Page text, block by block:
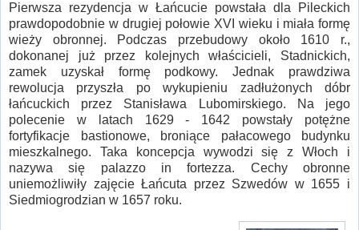
Pierwsza rezydencja w Łańcucie powstała dla Pileckich
prawdopodobnie w drugiej połowie XVI wieku i miała formę
wieży obronnej. Podczas przebudowy około 1610 r.,
dokonanej już przez kolejnych właścicieli, Stadnickich,
zamek uzyskał formę podkowy. Jednak prawdziwa
rewolucja przyszła po wykupieniu zadłużonych dóbr
łańcuckich przez Stanisława Lubomirskiego. Na jego
polecenie w latach 1629 - 1642 powstały potężne
fortyfikacje bastionowe, broniące pałacowego budynku
mieszkalnego. Taka koncepcja wywodzi się z Włoch i
nazywa się palazzo in fortezza. Cechy obronne
uniemożliwiły zajęcie Łańcuta przez Szwedów w 1655 i
Siedmiogrodzian w 1657 roku.